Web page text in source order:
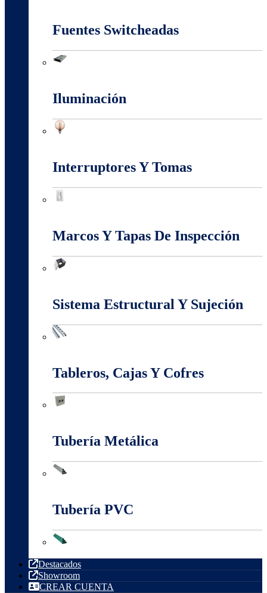
Fuentes Switcheadas
Iluminación
Interruptores Y Tomas
Marcos Y Tapas De Inspección
Sistema Estructural Y Sujeción
Tableros, Cajas Y Cofres
Tubería Metálica
Tubería PVC
Destacados
Showroom
CREAR CUENTA